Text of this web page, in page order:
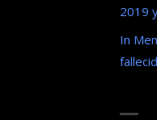
2019
In